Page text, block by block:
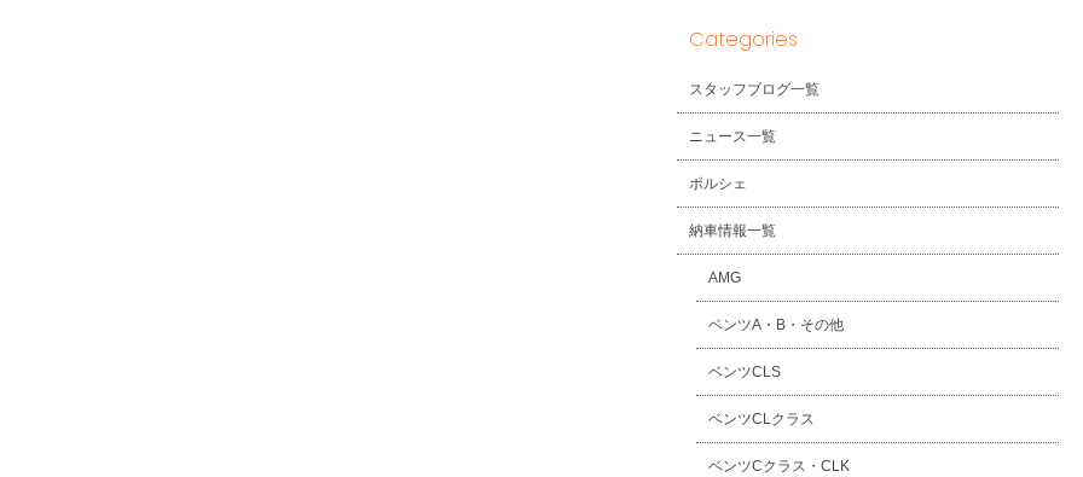
Categories
スタッフブログ一覧
ニュース一覧
ポルシェ
納車情報一覧
AMG
ベンツA・B・その他
ベンツCLS
ベンツCLクラス
ベンツCクラス・CLK